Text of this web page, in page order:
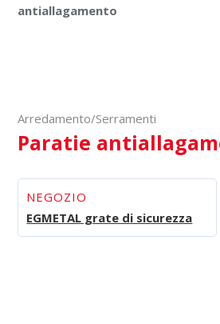
antiallagamento
Arredamento/Serramenti
Paratie
NEGOZIO
EGMETAL grate di sicurezza